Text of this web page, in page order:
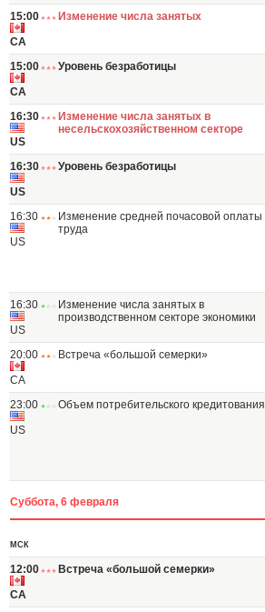
15:00
CA
Изменение числа занятых
15:00
CA
Уровень безработицы
16:30
US
Изменение числа занятых в
несельскохозяйственном секторе
16:30
US
Уровень безработицы
16:30
US
Изменение средней почасовой оплаты
труда
16:30
US
Изменение числа занятых в
производственном секторе экономики
20:00
CA
Встреча «большой семерки»
23:00
US
Объем потребительского кредитования
Суббота, 6 февраля
МСК
12:00
CA
Встреча «большой семерки»